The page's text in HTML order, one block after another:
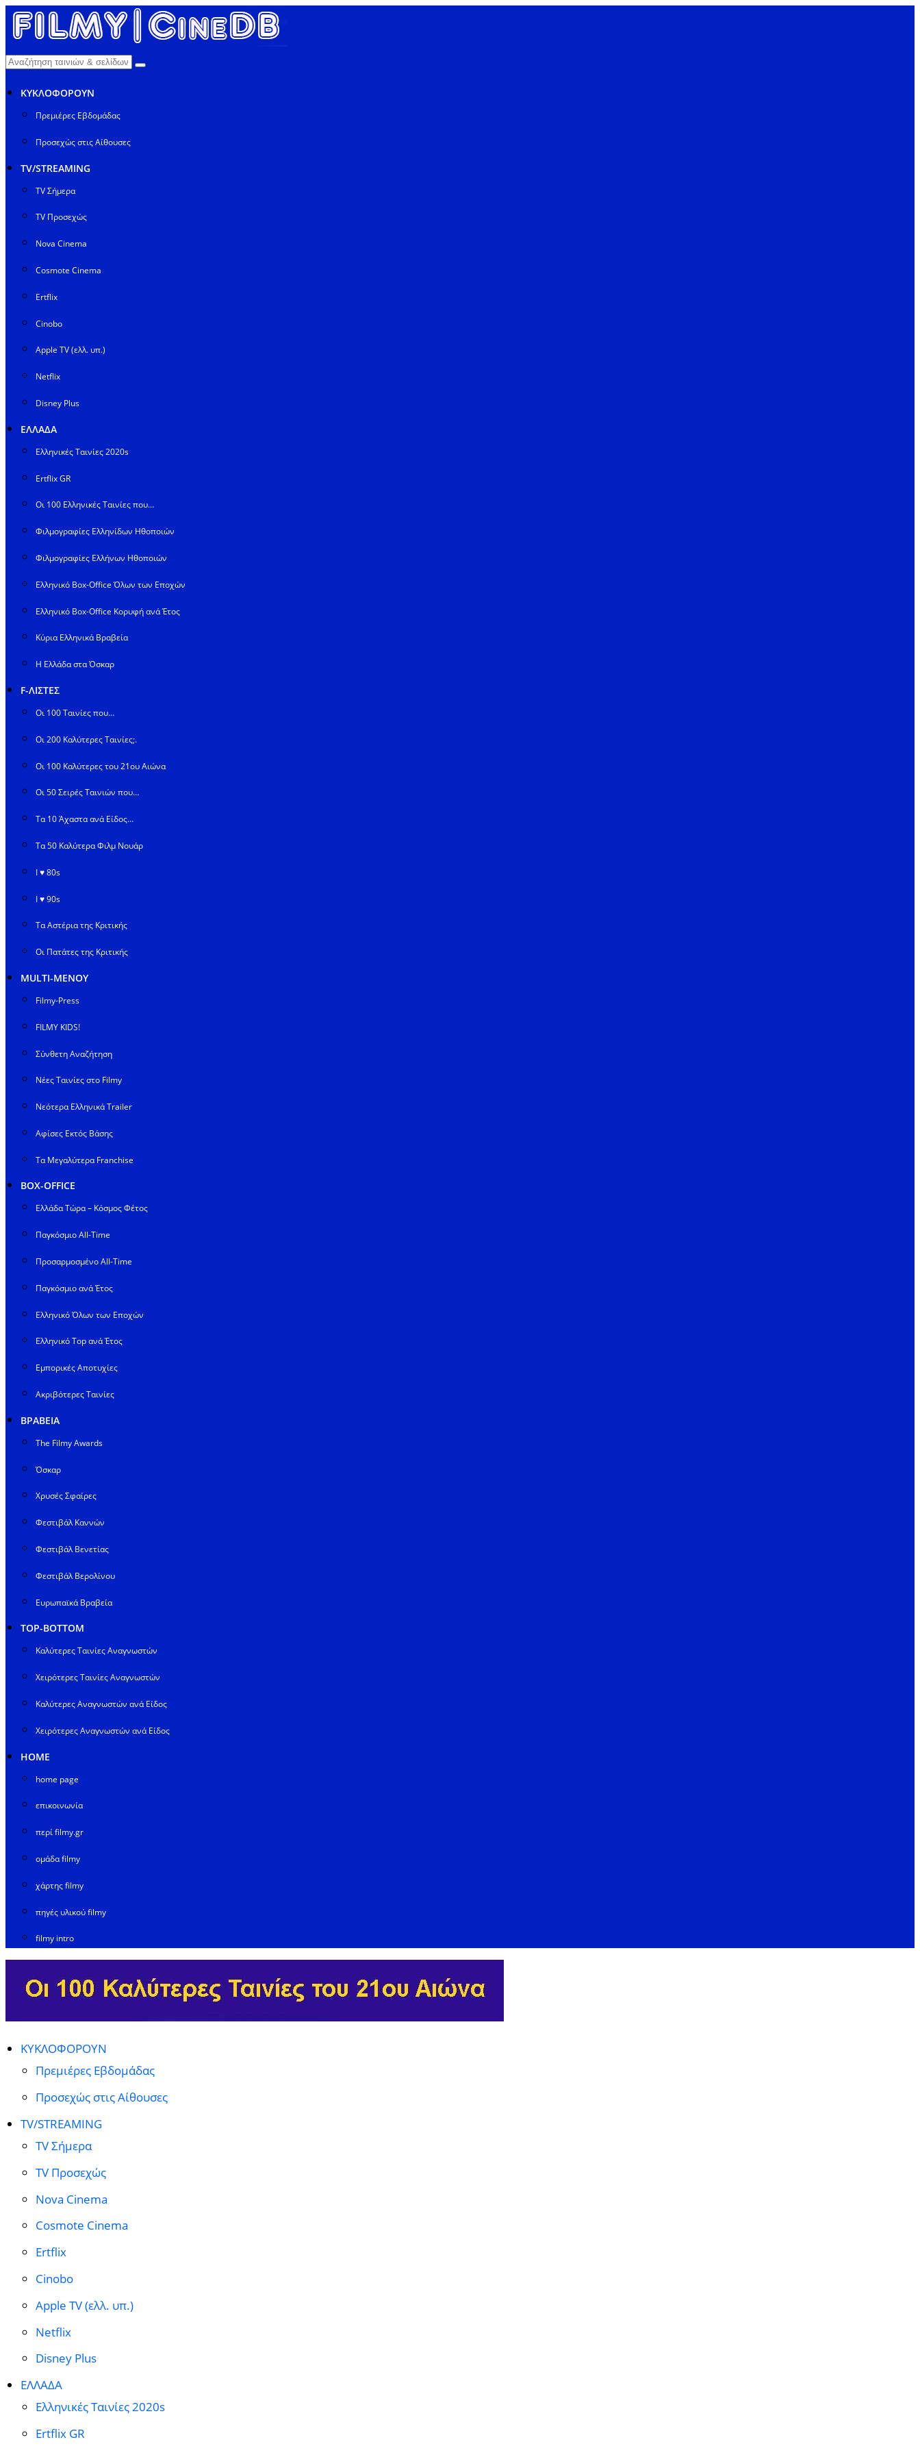
ΚΥΚΛΟΦΟΡΟΥΝ
Πρεμιέρες Εβδομάδας
Προσεχώς στις Αίθουσες
TV/STREAMING
TV Σήμερα
TV Προσεχώς
Nova Cinema
Cosmote Cinema
Ertflix
Cinobo
Apple TV (ελλ. υπ.)
Netflix
Disney Plus
ΕΛΛΑΔΑ
Ελληνικές Ταινίες 2020s
Ertflix GR
Οι 100 Ελληνικές Ταινίες που…
Φιλμογραφίες Ελληνίδων Ηθοποιών
Φιλμογραφίες Ελλήνων Ηθοποιών
Ελληνικό Box-Office Όλων των Εποχών
Ελληνικό Box-Office Κορυφή ανά Έτος
Κύρια Ελληνικά Βραβεία
Η Ελλάδα στα Όσκαρ
F-ΛΙΣΤΕΣ
Οι 100 Ταινίες που…
Οι 200 Καλύτερες Ταινίες;.
Οι 100 Καλύτερες του 21ου Αιώνα
Οι 50 Σειρές Ταινιών που…
Τα 10 Άχαστα ανά Είδος…
Τα 50 Καλύτερα Φιλμ Νουάρ
I ♥ 80s
I ♥ 90s
Τα Αστέρια της Κριτικής
Οι Πατάτες της Κριτικής
MULTI-ΜΕΝΟΥ
Filmy-Press
FILMY KIDS!
Σύνθετη Αναζήτηση
Νέες Ταινίες στο Filmy
Νεότερα Ελληνικά Trailer
Αφίσες Εκτός Βάσης
Τα Μεγαλύτερα Franchise
BOX-OFFICE
Ελλάδα Τώρα – Κόσμος Φέτος
Παγκόσμιο All-Time
Προσαρμοσμένο All-Time
Παγκόσμιο ανά Έτος
Ελληνικό Όλων των Εποχών
Ελληνικό Top ανά Έτος
Εμπορικές Αποτυχίες
Ακριβότερες Ταινίες
ΒΡΑΒΕΙΑ
The Filmy Awards
Όσκαρ
Χρυσές Σφαίρες
Φεστιβάλ Καννών
Φεστιβάλ Βενετίας
Φεστιβάλ Βερολίνου
Ευρωπαϊκά Βραβεία
TOP-BOTTOM
Καλύτερες Ταινίες Αναγνωστών
Χειρότερες Ταινίες Αναγνωστών
Καλύτερες Αναγνωστών ανά Είδος
Χειρότερες Αναγνωστών ανά Είδος
HOME
home page
επικοινωνία
περί filmy.gr
ομάδα filmy
χάρτης filmy
πηγές υλικού filmy
filmy intro
ΚΥΚΛΟΦΟΡΟΥΝ
Πρεμιέρες Εβδομάδας
Προσεχώς στις Αίθουσες
TV/STREAMING
TV Σήμερα
TV Προσεχώς
Nova Cinema
Cosmote Cinema
Ertflix
Cinobo
Apple TV (ελλ. υπ.)
Netflix
Disney Plus
ΕΛΛΑΔΑ
Ελληνικές Ταινίες 2020s
Ertflix GR